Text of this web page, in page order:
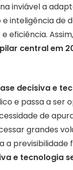
inviável a
inteligência de
eficiência.
central em
decisiva e
e passa a ser
de
grandes
previsibilidade
e tecnologia